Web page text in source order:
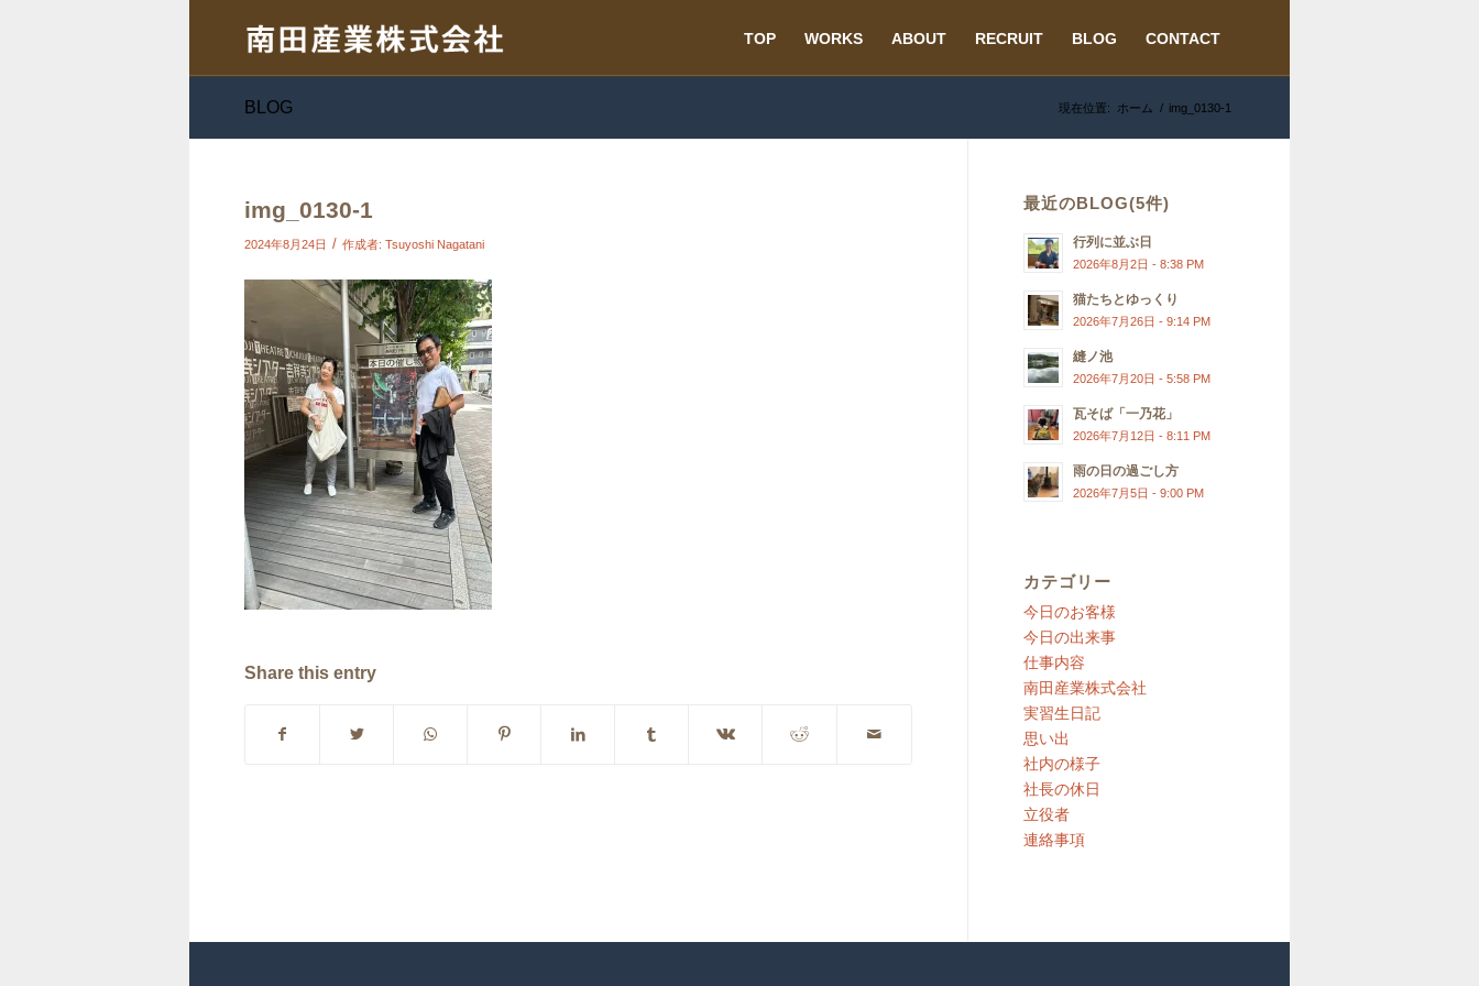
TOP WORKS ABOUT RECRUIT BLOG CONTACT
BLOG 現在位置: ホーム / img_0130-1
img_0130-1
2024年8月24日 / 作成者: Tsuyoshi Nagatani
Share this entry
最近のBLOG(5件)
行列に並ぶ日
2026年8月2日 - 8:38 PM
猫たちとゆっくり
2026年7月26日 - 9:14 PM
縫ノ池
2026年7月20日 - 5:58 PM
瓦そば「一乃花」
2026年7月12日 - 8:11 PM
雨の日の過ごし方
2026年7月5日 - 9:00 PM
カテゴリー
今日のお客様
今日の出来事
仕事内容
南田産業株式会社
実習生日記
思い出
社内の様子
社長の休日
立役者
連絡事項